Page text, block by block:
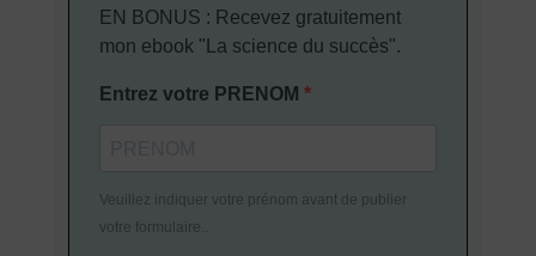
EN BONUS : Recevez gratuitement
mon ebook "La science du succès".
Entrez votre PRENOM
Veuillez indiquer votre prénom avant de publier
votre formulaire..